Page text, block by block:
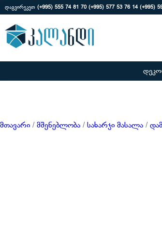
დაგვირეკეთ (+995) 555 74 81 70 (+995) 577 53 76 14 (+995)
მთავარი / მშენებლობა / სახარჯი მასალა /